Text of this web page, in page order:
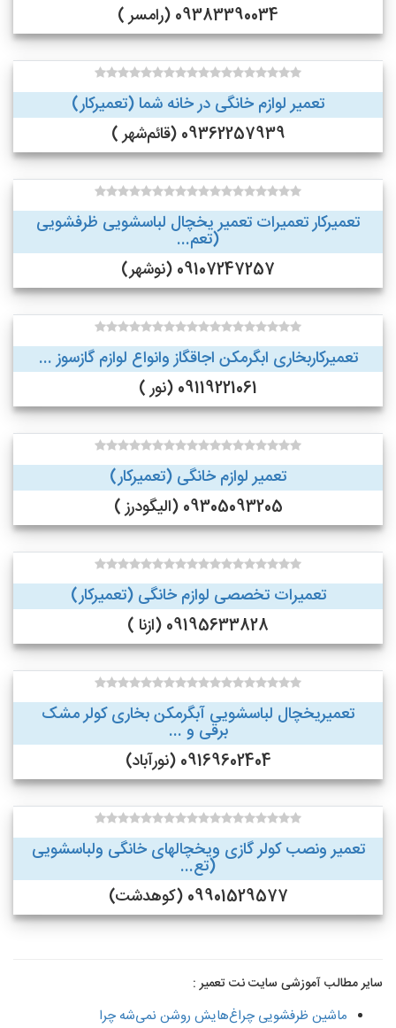
09383390034 (رامسر )
تعمیر لوازم خانگی در خانه شما (تعمیرکار)
09362257939 (قائم‌شهر )
تعمیرکار تعمیرات تعمیر یخچال لباسشویی ظرفشویی
(تعم...
09107247257 (نوشهر)
تعمیرکاربخاری ابگرمکن اجاقگاز وانواع لوازم گازسوز ...
09119221061 (نور )
تعمیر لوازم خانگی (تعمیرکار)
09305093205 (الیگودرز )
تعمیرات تخصصی لوازم خانگی (تعمیرکار)
09195633828 (ازنا )
تعمیریخچال لباسشویی آبگرمکن بخاری کولر مشک
برقی و ...
09169602404 (نورآباد)
تعمیر ونصب کولر گازی ویخچالهای خانگی ولباسشویی
(تع...
09901529577 (کوهدشت)
سایر مطالب آموزشی سایت نت تعمیر :
ماشین ظرفشویی چراغ‌هایش روشن نمی‌شه چرا